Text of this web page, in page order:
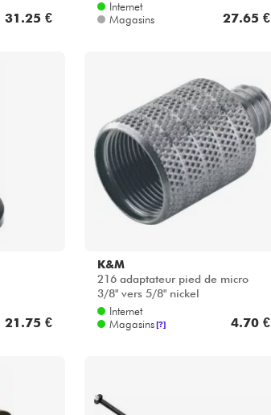
31.25 €
Internet
Magasins
27.65 €
21.75 €
K&M
216 adaptateur pied de micro
3/8" vers 5/8" nickel
Internet
Magasins [?] 4.70 €